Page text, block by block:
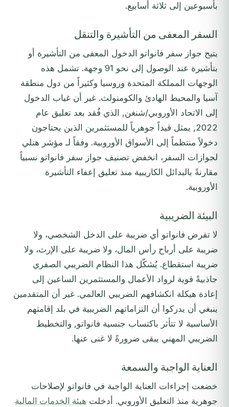
بأسبوعين إلى ثلاثة أسابيع.
السفر المعفى من التأشيرة والتنقل
يتيح جواز سفر فانواتو الدخول المعفى من التأشيرة أو
بتأشيرة عند الوصول إلى نحو 91 وجهة. تشمل هذه
الوجهات المملكة المتحدة وروسيا وكثيراً من دول منطقة
آسيا والمحيط الهادئ والكومنولث. غير أن غياب الدخول
إلى الاتحاد الأوروبي/شنغن, الذي فُقد بعد تعليق عام
2022, يمثل قيداً جوهرياً للمستثمرين الذين يحتاجون
دخولاً منتظماً إلى الأسواق الأوروبية. وفقاً لـ مؤشر هنلي
لجوازات السفر، انخفض تصنيف جواز سفر فانواتو نسبياً
مقارنةً بالبدائل الكاريبية منذ تعليق إعفاء التأشيرة
الأوروبية.
البيئة الضريبية
لا تفرض فانواتو أي ضريبة على الدخل الشخصي، ولا
ضريبة على أرباح رأس المال، ولا ضريبة على الإرث، ولا
ضريبة استقطاع. يُشكّل هذا النظام الضريبي الصفري
جاذبيةً قوية لرواد الأعمال والمستثمرين الساعين إلى
إعادة هيكلة انكشافهم الضريبي العالمي. غير أن المتقدمين
ينبغي أن يدركوا أن التزاماتهم الضريبية في بلد إقامتهم
الأساسية لا تتأثر باكتساب جنسية فانواتو, والتخطيط
الضريبي المهني يبقى ضرورةً لا غنى عنها.
العناية الواجبة والسمعة
خضعت إجراءات العناية الواجبة في فانواتو لإصلاحات
جوهرية منذ التعليق الأوروبي. أدخلت هيئة الخدمات المالية